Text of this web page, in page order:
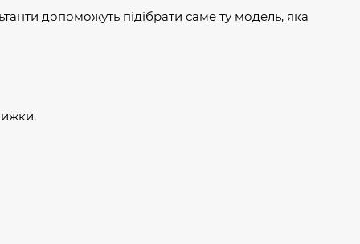
допоможуть підібрати саме ту модель, яка